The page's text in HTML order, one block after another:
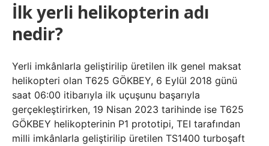
İlk yerli helikopterin adı
nedir?
Yerli imkânlarla geliştirilip üretilen ilk genel maksat
helikopteri olan T625 GÖKBEY, 6 Eylül 2018 günü
saat 06:00 itibarıyla ilk uçuşunu başarıyla
gerçekleştirirken, 19 Nisan 2023 tarihinde ise T625
GÖKBEY helikopterinin P1 prototipi, TEI tarafından
milli imkânlarla geliştirilip üretilen TS1400 turboşaft